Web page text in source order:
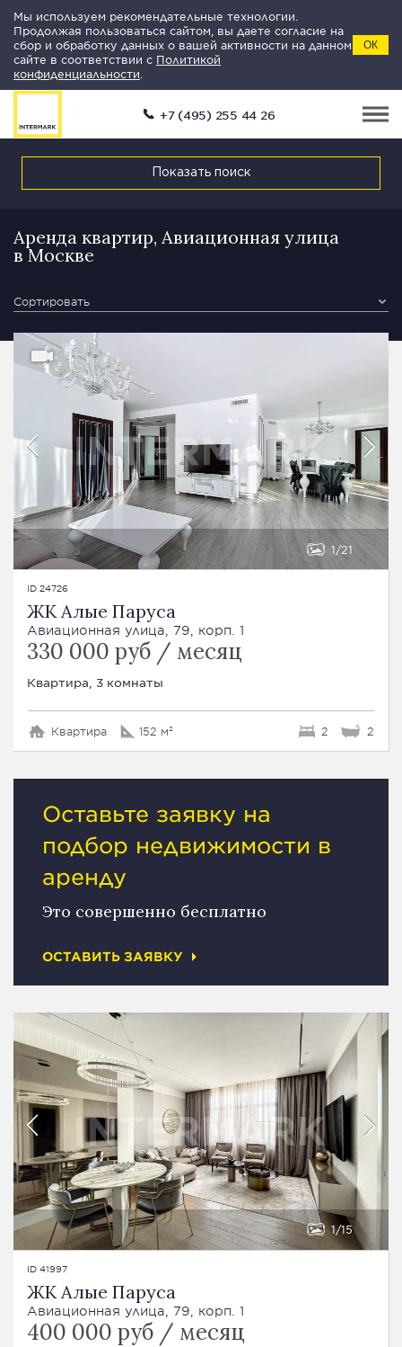
Мы используем рекомендательные технологии.
Продолжая пользоваться сайтом, вы даете согласие на
сбор и обработку данных о вашей активности на данном
сайте в соответствии с Политикой
конфиденциальности
ОК
+7 (495) 255 44 26
Показать поиск
Аренда квартир, Авиационная улица
в Москве
Сортировать
1 21
ID 24726
ЖК Алые Паруса
Авиационная улица, 79, корп. 1
330 000 руб / месяц
Квартира, 3 комнаты
Квартира 152 м² 2 2
Оставьте заявку на
подбор недвижимости в
аренду
Это совершенно бесплатно
ОСТАВИТЬ ЗАЯВКУ
1 15
ID 41997
ЖК Алые Паруса
Авиационная улица, 79, корп. 1
400 000 руб / месяц